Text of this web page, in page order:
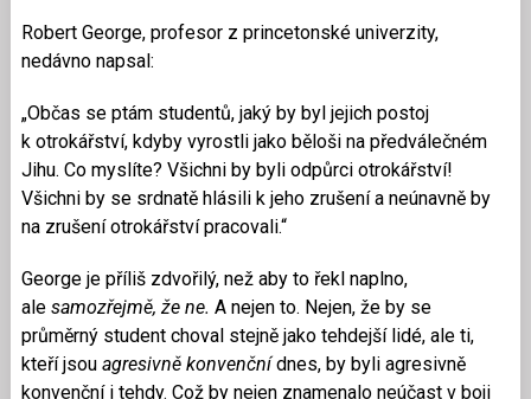
Robert George, profesor z princetonské univerzity,
nedávno napsal:
„Občas se ptám studentů, jaký by byl jejich postoj
k otrokářství, kdyby vyrostli jako běloši na předválečném
Jihu. Co myslíte? Všichni by byli odpůrci otrokářství!
Všichni by se srdnatě hlásili k jeho zrušení a neúnavně by
na zrušení otrokářství pracovali.“
George je příliš zdvořilý, než aby to řekl naplno,
ale samozřejmě, že ne. A nejen to. Nejen, že by se
průměrný student choval stejně jako tehdejší lidé, ale ti,
kteří jsou agresivně konvenčnídnes, by byli agresivně
konvenční i tehdy. Což by nejen znamenalo neúčast v boji